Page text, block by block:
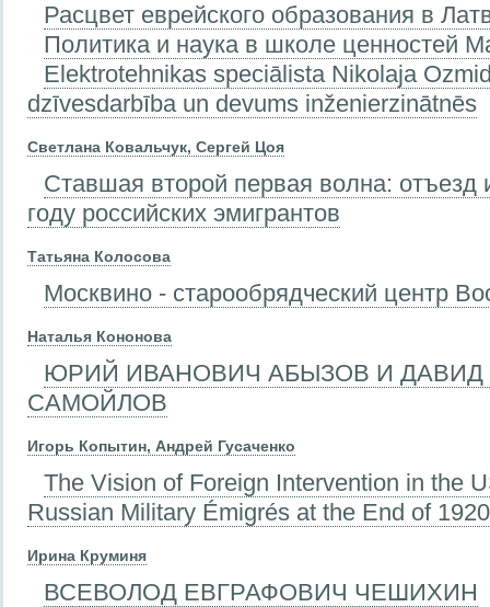
Расцвет еврейского образования в
Политика и наука в школе ценностей
Elektrotehnikas speciālista Nikolaja
dzīvesdarbība un devums inženierzinātnēs
Светлана Ковальчук, Сергей Цоя
Ставшая второй первая волна: отъезд
году российских эмигрантов
Татьяна Колосова
Москвино - старообрядческий центр
Наталья Кононова
ЮРИЙ ИВАНОВИЧ АБЫЗОВ И
САМОЙЛОВ
Игорь Копытин, Андрей Гусаченко
The Vision of Foreign Intervention in the
Russian Military Émigrés at the End of
Ирина Круминя
ВСЕВОЛОД ЕВГРАФОВИЧ ЧЕШИХИН